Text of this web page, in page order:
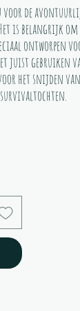
voor de
is belangrijk om
ontworpen
juist gebruiken
het snijden van